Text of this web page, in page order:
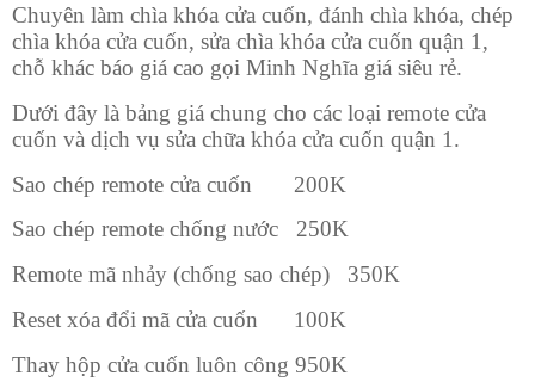
Chuyên làm chìa khóa cửa cuốn, đánh chìa khóa, chép
chìa khóa cửa cuốn, sửa chìa khóa cửa cuốn quận 1,
chỗ khác báo giá cao gọi Minh Nghĩa giá siêu rẻ.
Dưới đây là bảng giá chung cho các loại remote cửa
cuốn và dịch vụ sửa chữa khóa cửa cuốn quận 1.
Sao chép remote cửa cuốn
200K
Sao chép remote chống nước
250K
Remote mã nhảy (chống sao chép)
350K
Reset xóa đổi mã cửa cuốn
100K
Thay hộp cửa cuốn luôn công 950K